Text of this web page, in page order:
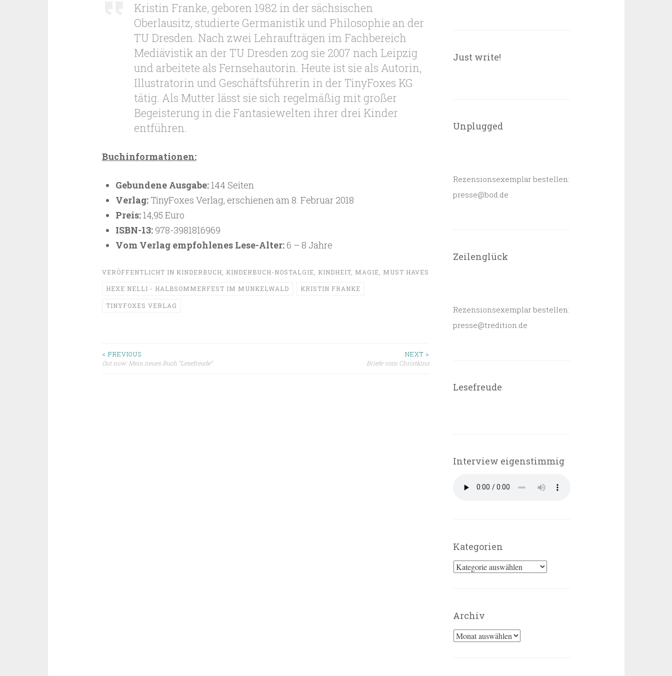
Kristin Franke, geboren 1982 in der sächsischen
Oberlausitz, studierte Germanistik und Philosophie an der
TU Dresden. Nach zwei Lehraufträgen im Fachbereich
Mediävistik an der TU Dresden zog sie 2007 nach Leipzig
und arbeitete als Fernsehautorin. Heute ist sie als Autorin,
Illustratorin und Geschäftsführerin in der TinyFoxes KG
tätig. Als Mutter lässt sie sich regelmäßig mit großer
Begeisterung in die Fantasiewelten ihrer drei Kinder
entführen.
Buchinformationen:
Gebundene Ausgabe:144 Seiten
Verlag:TinyFoxes Verlag, erschienen am 8. Februar 2018
Preis:14,95 Euro
ISBN-13:978-3981816969
Vom Verlag empfohlenes Lese-Alter:6 – 8 Jahre
VERÖFFENTLICHT IN KINDERBUCH KINDERBUCH-NOSTALGIE KINDHEIT, MAGIE MUST HAVES
HEXE NELLI - HALBSOMMERFEST IM MUNKELWALD KRISTIN FRANKE
TINYFOXES VERLAG
Beitragsnavigation
< PREVIOUS
Out now: Mein neues Buch “Lesefreude”
NEXT >
Briefe vom Christkind
Just write!
Unplugged
Rezensionsexemplar bestellen:
presse@bod.de
Zeilenglück
Rezensionsexemplar bestellen:
presse@tredition.de
Lesefreude
Interview eigenstimmig
Kategorien
Kategorien
Archiv
Archiv